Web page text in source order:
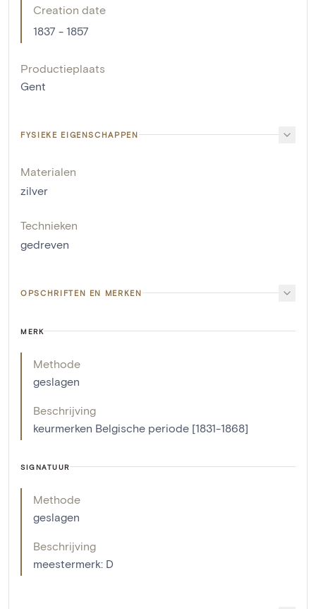
Creation date
1837 - 1857
Productieplaats
Gent
FYSIEKE EIGENSCHAPPEN
Materialen
zilver
Technieken
gedreven
OPSCHRIFTEN EN MERKEN
MERK
Methode
geslagen
Beschrijving
keurmerken Belgische periode [1831-1868]
SIGNATUUR
Methode
geslagen
Beschrijving
meestermerk: D